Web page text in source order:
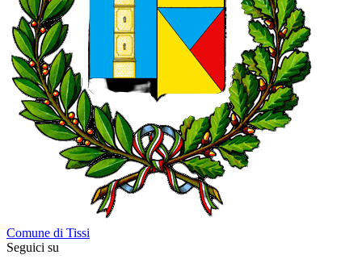
Comune di Tissi
Seguici su